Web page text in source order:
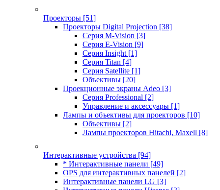
Проекторы [51]
Проекторы Digital Projection [38]
Серия M-Vision [3]
Серия E-Vision [9]
Серия Insight [1]
Серия Titan [4]
Серия Satellite [1]
Объективы [20]
Проекционные экраны Adeo [3]
Серия Professional [2]
Управление и аксессуары [1]
Лампы и объективы для проекторов [10]
Объективы [2]
Лампы проекторов Hitachi, Maxell [8]
Интерактивные устройства [94]
* Интерактивные панели [49]
OPS для интерактивных панелей [2]
Интерактивные панели LG [3]